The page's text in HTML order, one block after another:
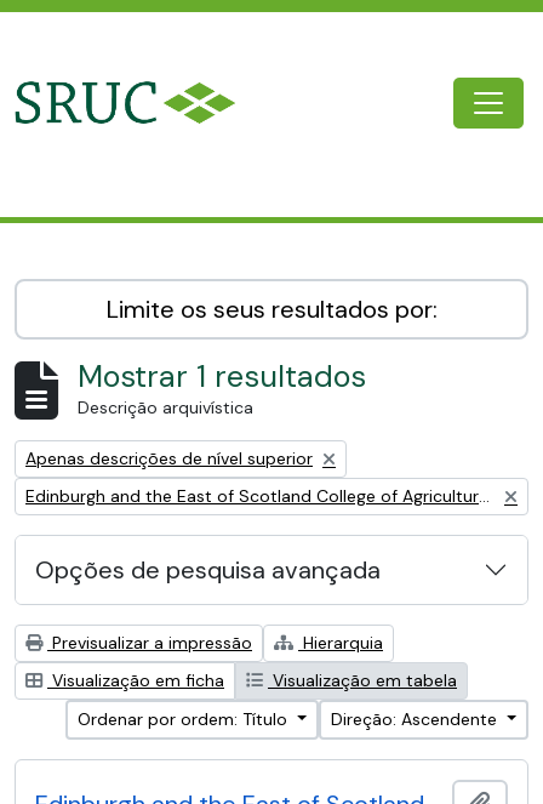
Limite os seus resultados por:
Mostrar 1 resultados
Descrição arquivística
Remove filter:
Apenas descrições de nível superior
Remove filter:
Edinburgh and the East of Scotland College of Agriculture (EESCA)
Opções de pesquisa avançada
Previsualizar a impressão
Hierarquia
Visualização em ficha
Visualização em tabela
Ordenar por ordem: Título
Direção: Ascendente